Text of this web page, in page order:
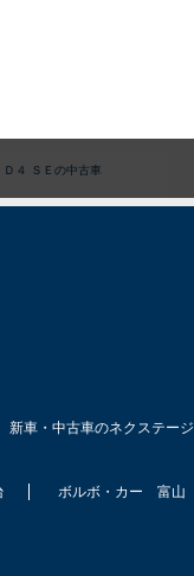
４ ＳＥの中古車
新車・中古車のネクステージ
ボルボ・カー 富山